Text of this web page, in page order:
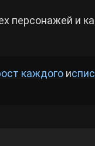
персонажей и
каждого и